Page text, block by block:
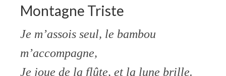
Montagne Triste
Je m’assois seul, le bambou
m’accompagne,
Je joue de la flûte, et la lune brille.